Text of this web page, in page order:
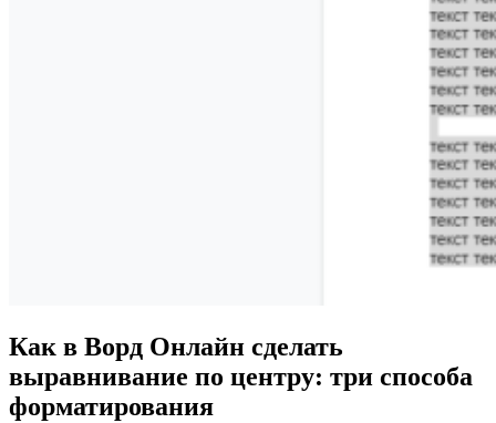
Как в Ворд Онлайн сделать
выравнивание по центру: три способа
форматирования